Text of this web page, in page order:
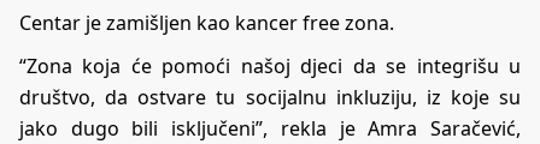
Centar je zamišljen kao kancer free zona.
“Zona koja će pomoći našoj djeci da se integrišu u
društvo, da ostvare tu socijalnu inkluziju, iz koje su
jako dugo bili isključeni”, rekla je Amra Saračević,